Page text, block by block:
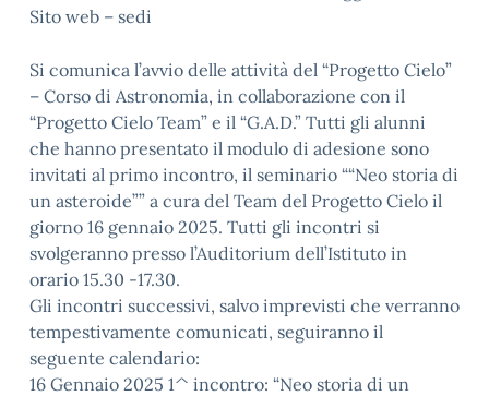
Sito web – sedi
Si comunica l’avvio delle attività del “Progetto Cielo”
– Corso di Astronomia, in collaborazione con il
“Progetto Cielo Team” e il “G.A.D.” Tutti gli alunni
che hanno presentato il modulo di adesione sono
invitati al primo incontro, il seminario ““Neo storia di
un asteroide”” a cura del Team del Progetto Cielo il
giorno 16 gennaio 2025. Tutti gli incontri si
svolgeranno presso l’Auditorium dell’Istituto in
orario 15.30 -17.30.
Gli incontri successivi, salvo imprevisti che verranno
tempestivamente comunicati, seguiranno il
seguente calendario:
16 Gennaio 2025 1^ incontro: “Neo storia di un